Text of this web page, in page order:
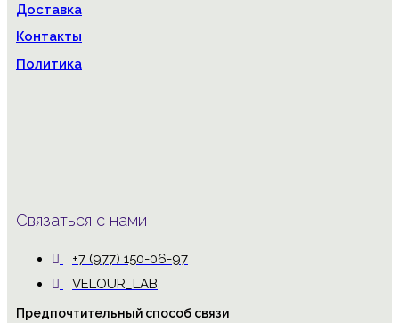
Доставка
Контакты
Политика
Связаться с нами
+7 (977) 150-06-97
VELOUR_LAB
Предпочтительный способ связи